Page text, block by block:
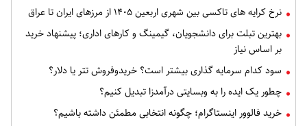
نرخ کرایه های تاکسی بین شهری اربعین ۱۴۰۵ از مرزهای ایران تا عراق
بهترین تبلت برای دانشجویان، گیمینگ و کارهای اداری؛ پیشنهاد خرید
بر اساس نیاز
سود کدام سرمایه گذاری بیشتر است؟ خریدوفروش تتر یا دلار؟
چطور یک ایده را به وبسایتی درآمدزا تبدیل کنیم؟
خرید فالوور اینستاگرام؛ چگونه انتخابی مطمئن داشته باشیم؟